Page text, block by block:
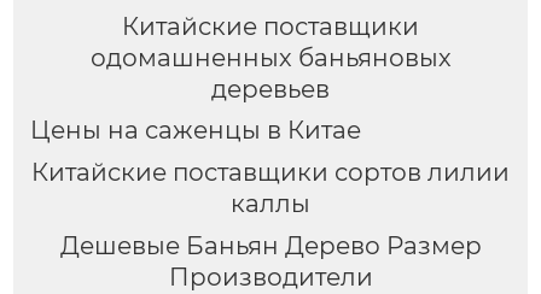
Китайские поставщики
одомашненных баньяновых
деревьев
Цены на саженцы в Китае
Китайские поставщики сортов лилии
каллы
Дешевые Баньян Дерево Размер
Производители